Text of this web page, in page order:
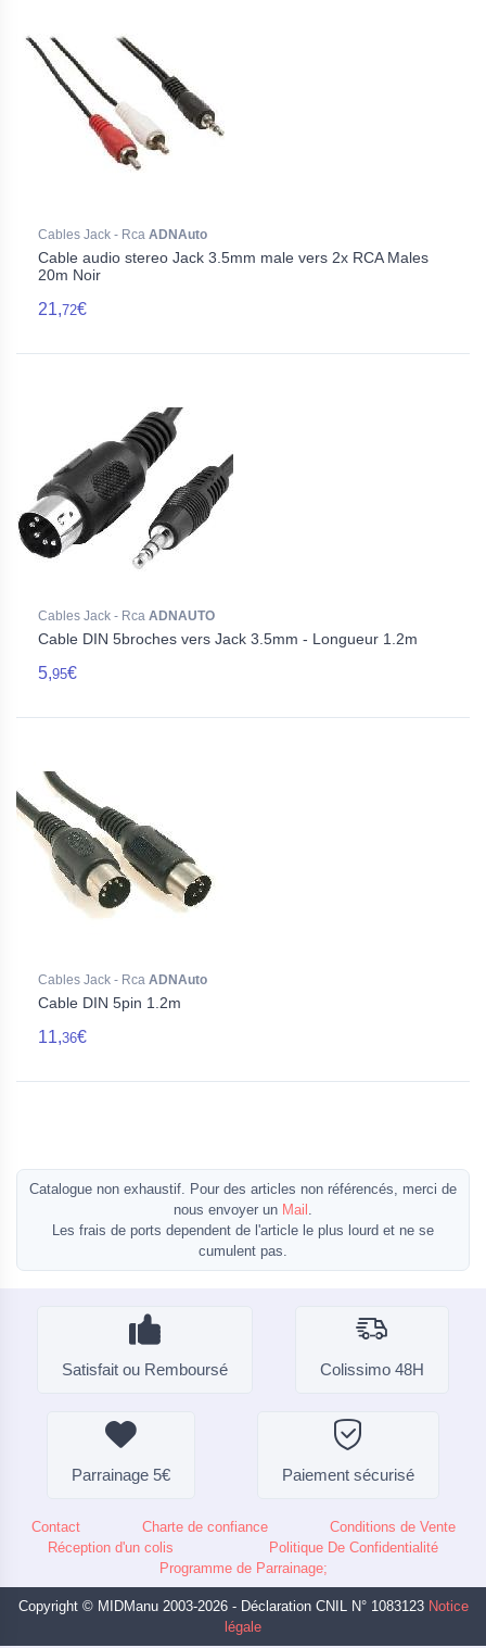
Cables Jack - Rca ADNAuto
Cable audio stereo Jack 3.5mm male vers 2x RCA Males
20m Noir
21,72€
Cables Jack - Rca ADNAUTO
Cable DIN 5broches vers Jack 3.5mm - Longueur 1.2m
5,95€
Cables Jack - Rca ADNAuto
Cable DIN 5pin 1.2m
11,36€
Catalogue non exhaustif. Pour des articles non référencés, merci de
nous envoyer un Mail .
Les frais de ports dependent de l'article le plus lourd et ne se
cumulent pas.
Satisfait ou Remboursé Colissimo 48H
Parrainage 5€ Paiement sécurisé
Contact Charte de confiance
Conditions de Vente
Réception d'un colis
Politique De Confidentialité
Programme de Parrainage;
Copyright © MIDManu 2003-2026 - Déclaration CNIL N° 1083123 Notice
légale